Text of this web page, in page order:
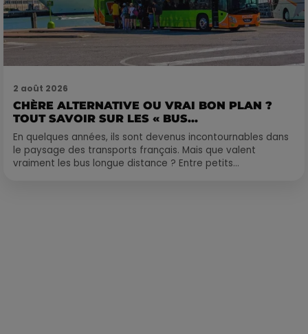
2 août 2026
CHÈRE ALTERNATIVE OU VRAI BON PLAN ?
TOUT SAVOIR SUR LES « BUS...
En quelques années, ils sont devenus incontournables dans
le paysage des transports français. Mais que valent
vraiment les bus longue distance ? Entre petits...